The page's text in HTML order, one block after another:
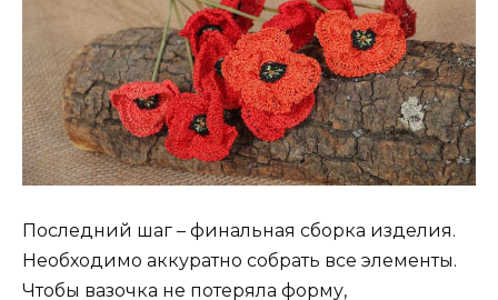
Последний шаг – финальная сборка изделия.
Необходимо аккуратно собрать все элементы.
Чтобы вазочка не потеряла форму,